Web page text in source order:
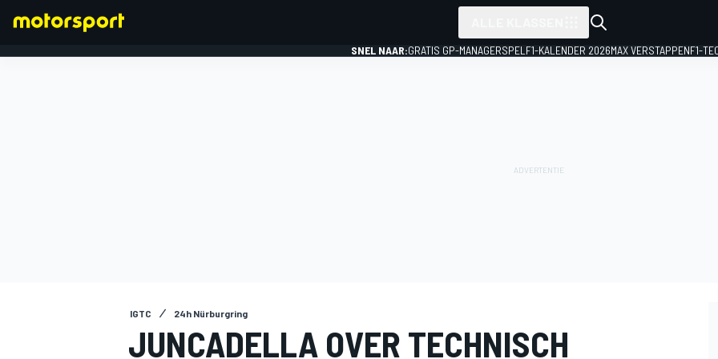
SNEL NAAR:GRATIS GP-MANAGERSPEL F1-KALENDER 2026MAX VERSTAPPENF1-
IGTC 24h Nürburgring
JUNCADELLA OVER TECHNISCH